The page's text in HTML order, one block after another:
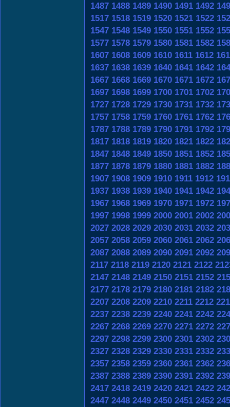
1487 1488 1489 1490 1491 1492
1517 1518 1519 1520 1521 1522
1547 1548 1549 1550 1551 1552
1577 1578 1579 1580 1581 1582
1607 1608 1609 1610 1611 1612
1637 1638 1639 1640 1641 1642
1667 1668 1669 1670 1671 1672
1697 1698 1699 1700 1701 1702
1727 1728 1729 1730 1731 1732
1757 1758 1759 1760 1761 1762
1787 1788 1789 1790 1791 1792
1817 1818 1819 1820 1821 1822
1847 1848 1849 1850 1851 1852
1877 1878 1879 1880 1881 1882
1907 1908 1909 1910 1911 1912
1937 1938 1939 1940 1941 1942
1967 1968 1969 1970 1971 1972
1997 1998 1999 2000 2001 2002
2027 2028 2029 2030 2031 2032
2057 2058 2059 2060 2061 2062
2087 2088 2089 2090 2091 2092
2117 2118 2119 2120 2121 2122
2147 2148 2149 2150 2151 2152
2177 2178 2179 2180 2181 2182
2207 2208 2209 2210 2211 2212
2237 2238 2239 2240 2241 2242
2267 2268 2269 2270 2271 2272
2297 2298 2299 2300 2301 2302
2327 2328 2329 2330 2331 2332
2357 2358 2359 2360 2361 2362
2387 2388 2389 2390 2391 2392
2417 2418 2419 2420 2421 2422
2447 2448 2449 2450 2451 2452